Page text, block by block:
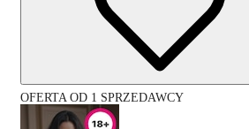
OFERTA OD 1 SPRZEDAWCY